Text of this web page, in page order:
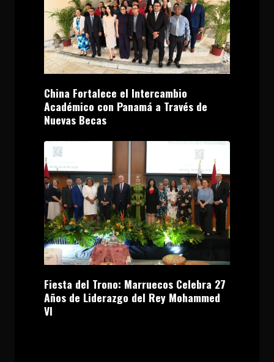
China Fortalece el Intercambio
Académico con Panamá a Través de
Nuevas Becas
Fiesta del Trono: Marruecos Celebra 27
Años de Liderazgo del Rey Mohammed
VI